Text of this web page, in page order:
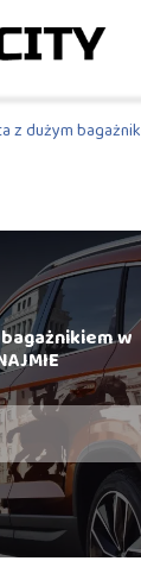
z dużym
w